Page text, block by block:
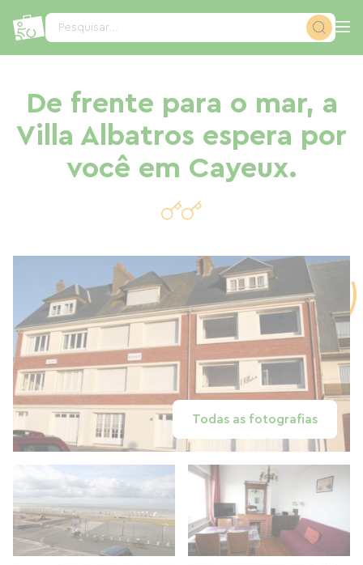
Pesquisar...
De frente para o mar, a
Villa Albatros espera por
você em Cayeux.
Todas as fotografias
Painel de Gerenciamento de Cookies